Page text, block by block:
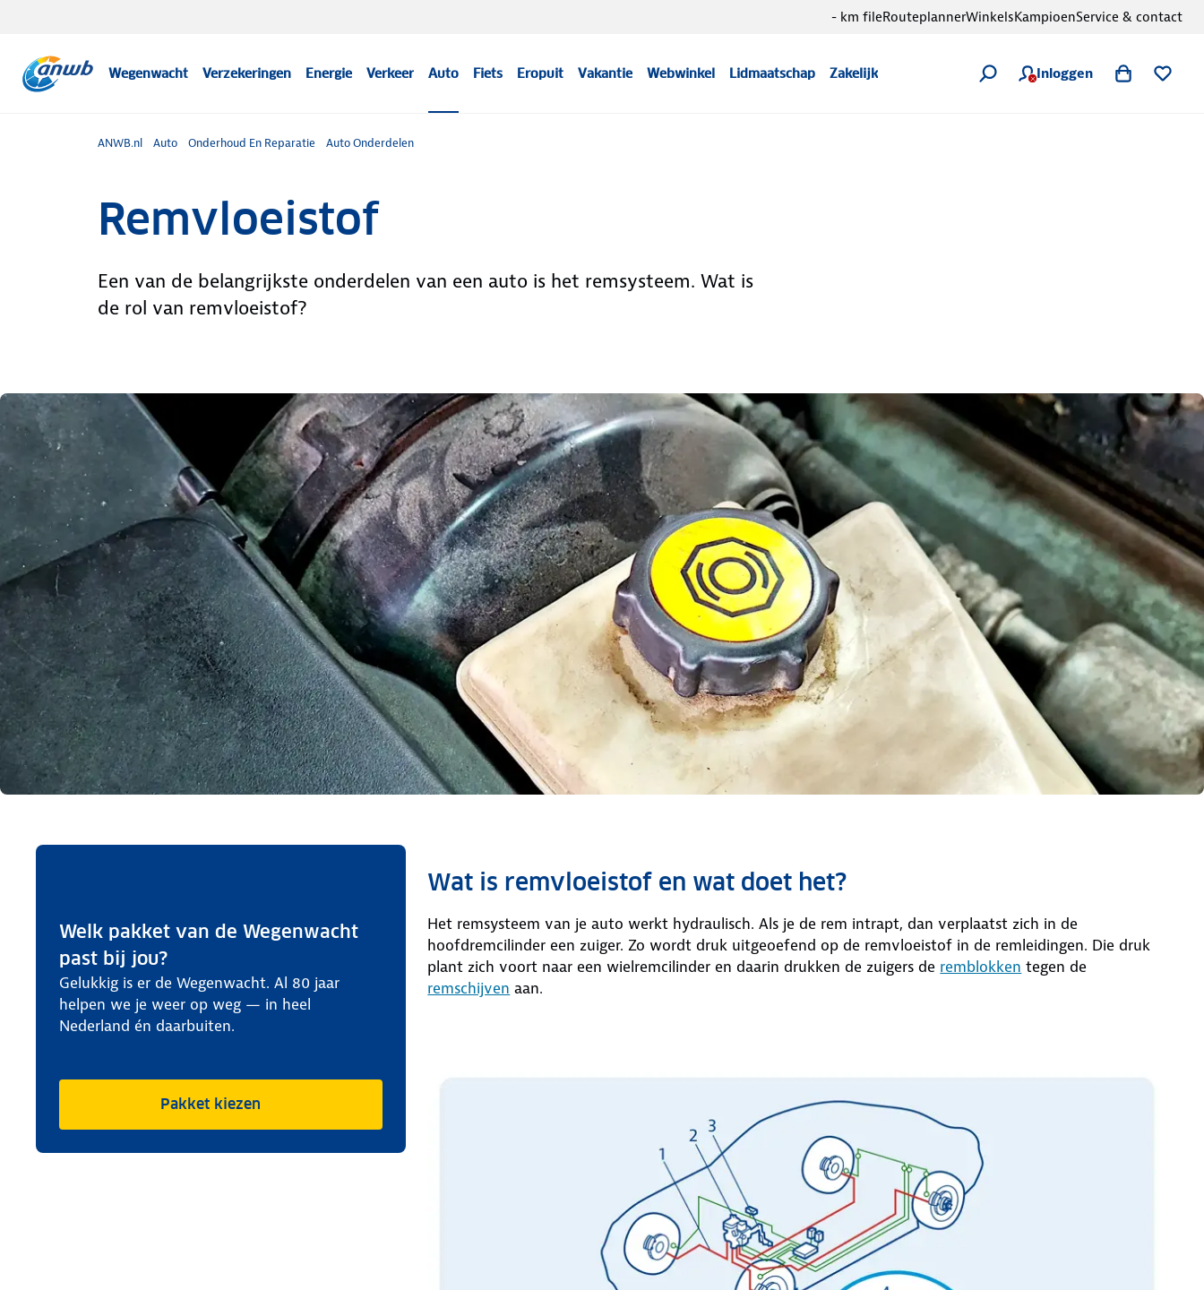
Wegenwacht Verzekeringen Energie Verkeer Auto Fiets Eropuit Vakantie Webwinkel Lidmaatschap Zakelijk Inloggen
- km fileRouteplannerWinkelsKampioenService & contact
ANWB.nl Auto Onderhoud En Reparatie Auto Onderdelen
Remvloeistof
Een van de belangrijkste onderdelen van een auto is het remsysteem. Wat is
de rol van remvloeistof?
Welk pakket van de Wegenwacht
past bij jou?
Gelukkig is er de Wegenwacht. Al 80 jaar
helpen we je weer op weg — in heel
Nederland én daarbuiten.
Pakket kiezen
Wat is remvloeistof en wat doet het?
Het remsysteem van je auto werkt hydraulisch. Als je de rem intrapt, dan verplaatst zich in de
hoofdremcilinder een zuiger. Zo wordt druk uitgeoefend op de remvloeistof in de remleidingen. Die druk
plant zich voort naar een wielremcilinder en daarin drukken de zuigers de remblokken tegen de
remschijven aan.